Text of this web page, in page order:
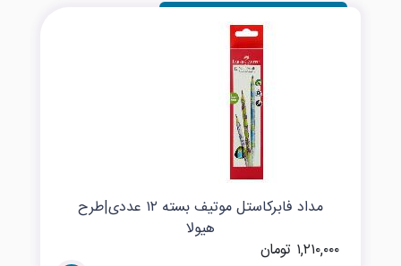
مداد فابرکاستل موتیف بسته ۱۲ عددی|طرح
هیولا
۱,۲۱۰,۰۰۰ تومان